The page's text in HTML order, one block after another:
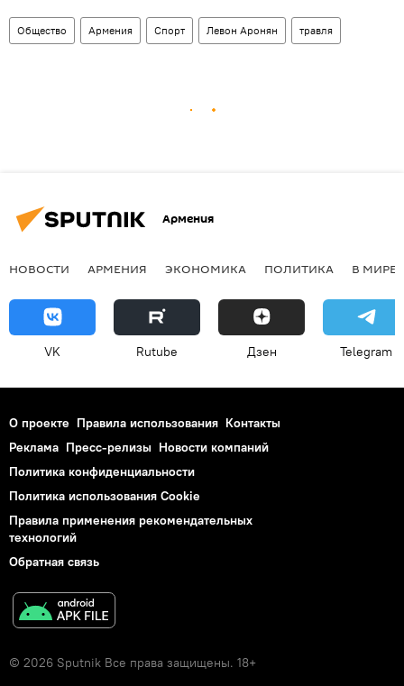
Общество Армения Спорт Левон Аронян травля
Армения
НОВОСТИ АРМЕНИЯ ЭКОНОМИКА ПОЛИТИКА В МИРЕ
VK Rutube Дзен Telegram
О проекте Правила использования Контакты
Реклама Пресс-релизы Новости компаний
Политика конфиденциальности
Политика использования Cookie
Правила применения рекомендательных
технологий
Обратная связь
© 2026 Sputnik Все права защищены. 18+